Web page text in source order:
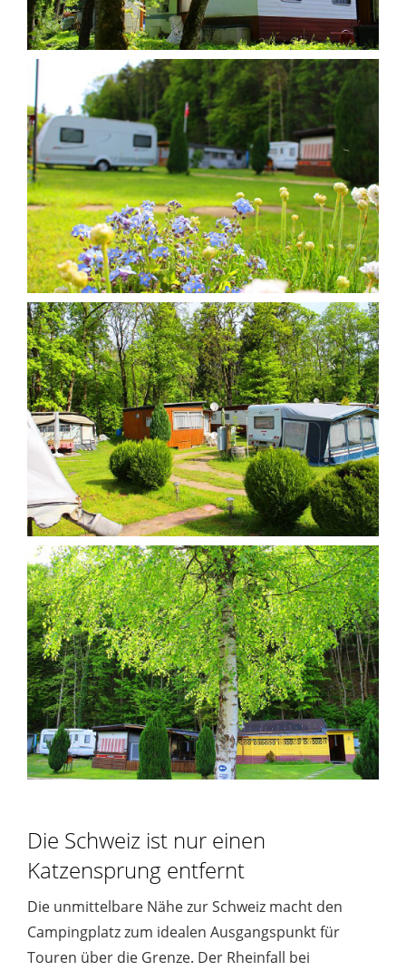
Die Schweiz ist nur einen
Katzensprung entfernt
Die unmittelbare Nähe zur Schweiz macht den
Campingplatz zum idealen Ausgangspunkt für
Touren über die Grenze. Der Rheinfall bei